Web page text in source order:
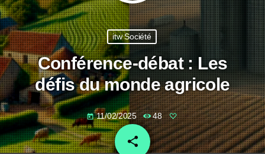
itw Société
Conférence-débat : Les
défis du monde agricole
today 11/02/2025 48
share
email